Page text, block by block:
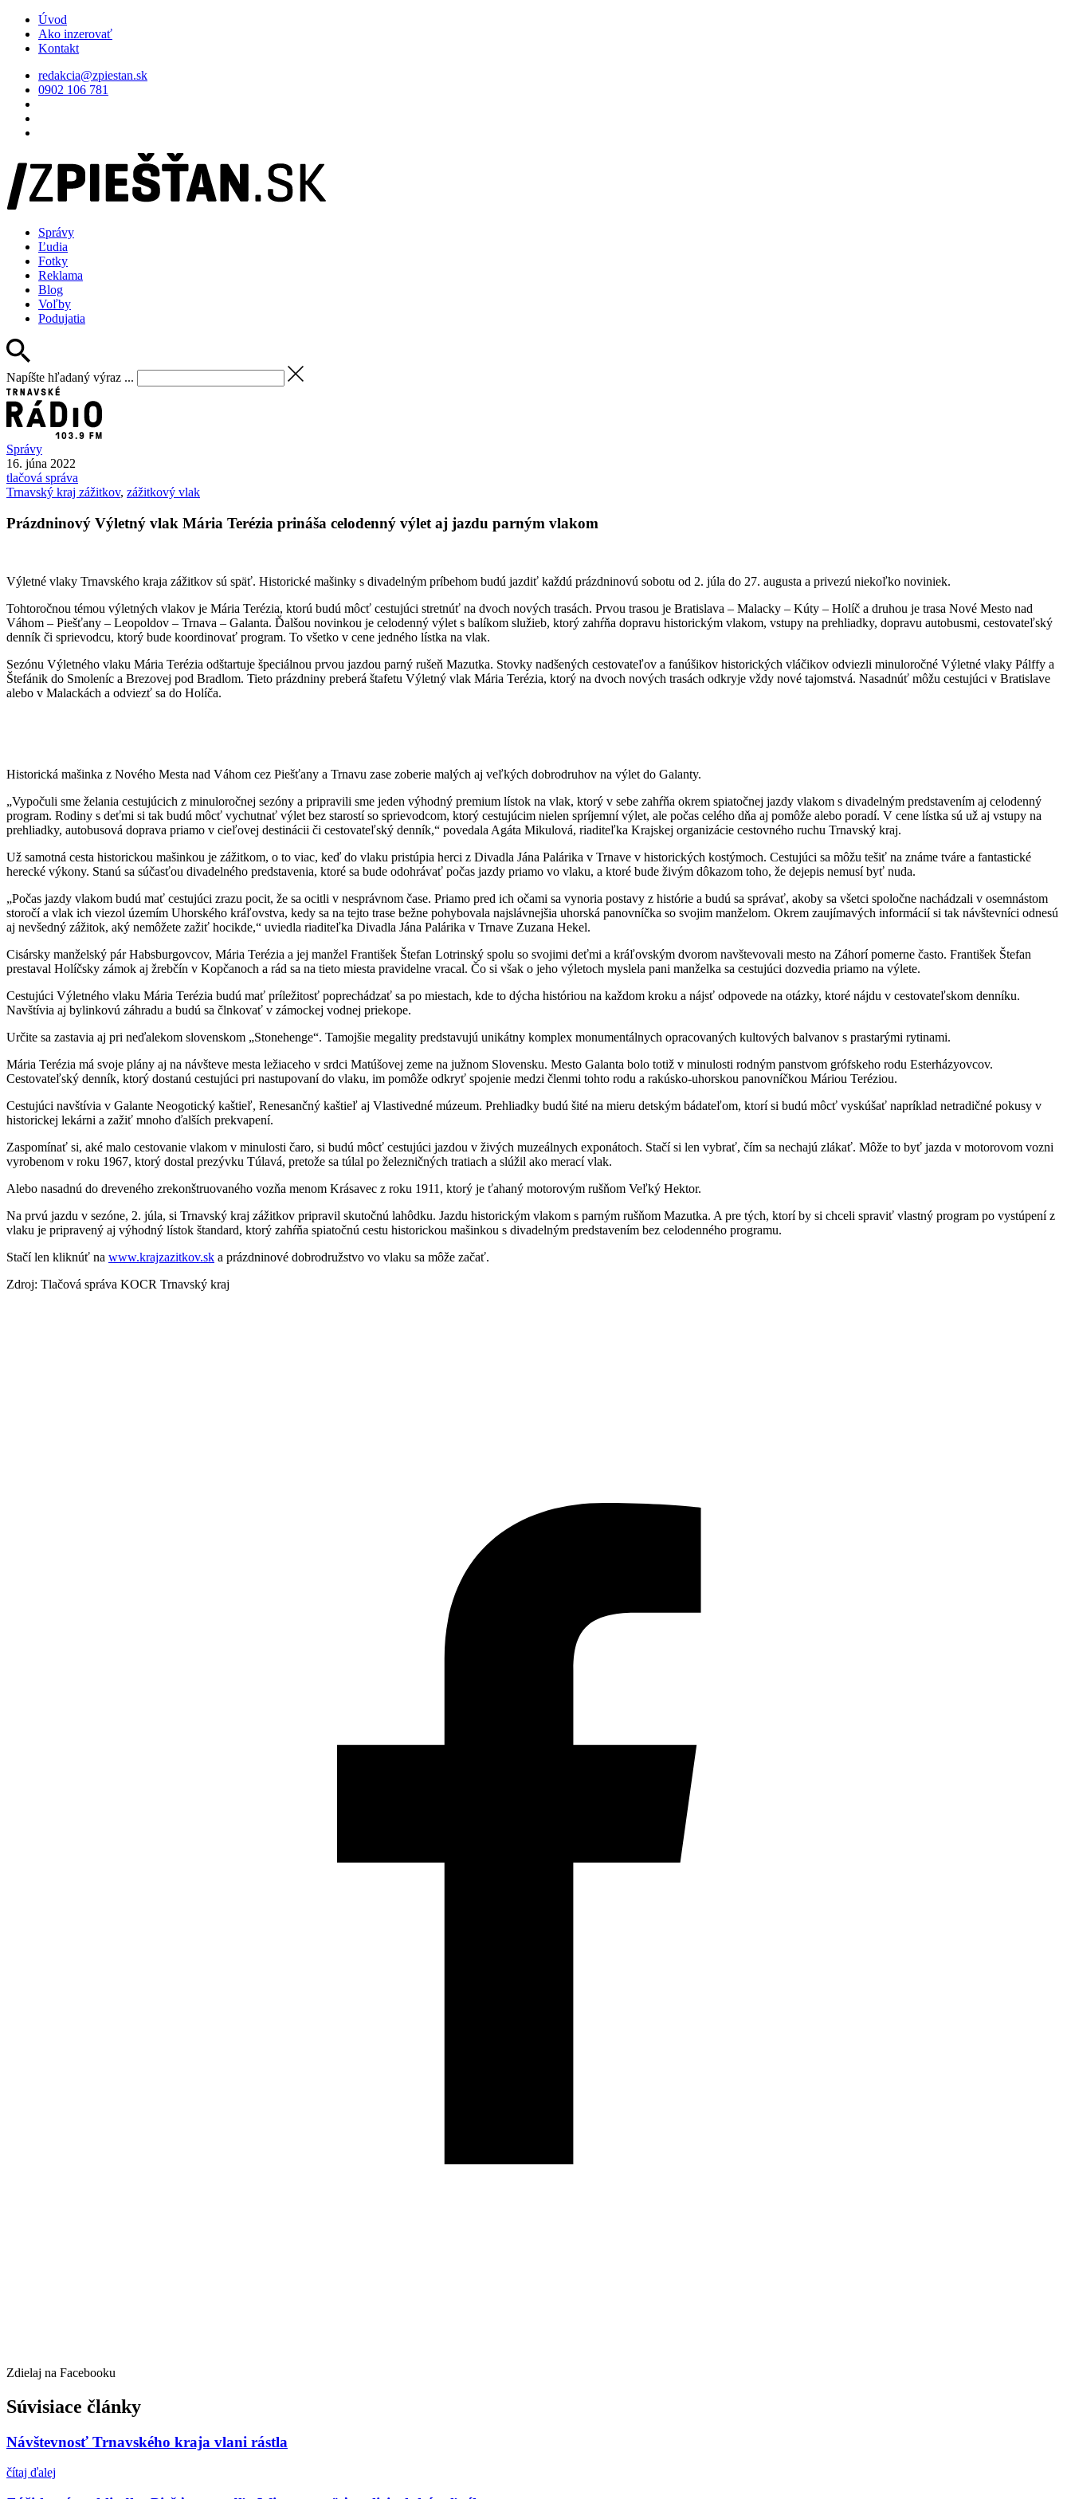
Úvod
Ako inzerovať
Kontakt
redakcia@zpiestan.sk
0902 106 781
Správy
Ľudia
Fotky
Reklama
Blog
Voľby
Podujatia
Napíšte hľadaný výraz ...
Správy
16. júna 2022
tlačová správa
Trnavský kraj zážitkov, zážitkový vlak
Prázdninový Výletný vlak Mária Terézia prináša celodenný výlet aj jazdu parným vlakom
Výletné vlaky Trnavského kraja zážitkov sú späť. Historické mašinky s divadelným príbehom budú jazdiť každú prázdninovú sobotu od 2. júla do 27. augusta a privezú niekoľko noviniek.
Tohtoročnou témou výletných vlakov je Mária Terézia, ktorú budú môcť cestujúci stretnúť na dvoch nových trasách. Prvou trasou je Bratislava – Malacky – Kúty – Holíč a druhou je trasa Nové Mesto nad
Váhom – Piešťany – Leopoldov – Trnava – Galanta. Ďalšou novinkou je celodenný výlet s balíkom služieb, ktorý zahŕňa dopravu historickým vlakom, vstupy na prehliadky, dopravu autobusmi, cestovateľský
denník či sprievodcu, ktorý bude koordinovať program. To všetko v cene jedného lístka na vlak.
Sezónu Výletného vlaku Mária Terézia odštartuje špeciálnou prvou jazdou parný rušeň Mazutka. Stovky nadšených cestovateľov a fanúšikov historických vláčikov odviezli minuloročné Výletné vlaky Pálffy a
Štefánik do Smoleníc a Brezovej pod Bradlom. Tieto prázdniny preberá štafetu Výletný vlak Mária Terézia, ktorý na dvoch nových trasách odkryje vždy nové tajomstvá. Nasadnúť môžu cestujúci v Bratislave
alebo v Malackách a odviezť sa do Holíča.
Historická mašinka z Nového Mesta nad Váhom cez Piešťany a Trnavu zase zoberie malých aj veľkých dobrodruhov na výlet do Galanty.
„Vypočuli sme želania cestujúcich z minuloročnej sezóny a pripravili sme jeden výhodný premium lístok na vlak, ktorý v sebe zahŕňa okrem spiatočnej jazdy vlakom s divadelným predstavením aj celodenný
program. Rodiny s deťmi si tak budú môcť vychutnať výlet bez starostí so sprievodcom, ktorý cestujúcim nielen spríjemní výlet, ale počas celého dňa aj pomôže alebo poradí. V cene lístka sú už aj vstupy na
prehliadky, autobusová doprava priamo v cieľovej destinácii či cestovateľský denník,“ povedala Agáta Mikulová, riaditeľka Krajskej organizácie cestovného ruchu Trnavský kraj.
Už samotná cesta historickou mašinkou je zážitkom, o to viac, keď do vlaku pristúpia herci z Divadla Jána Palárika v Trnave v historických kostýmoch. Cestujúci sa môžu tešiť na známe tváre a fantastické
herecké výkony. Stanú sa súčasťou divadelného predstavenia, ktoré sa bude odohrávať počas jazdy priamo vo vlaku, a ktoré bude živým dôkazom toho, že dejepis nemusí byť nuda.
„Počas jazdy vlakom budú mať cestujúci zrazu pocit, že sa ocitli v nesprávnom čase. Priamo pred ich očami sa vynoria postavy z histórie a budú sa správať, akoby sa všetci spoločne nachádzali v osemnástom
storočí a vlak ich viezol územím Uhorského kráľovstva, kedy sa na tejto trase bežne pohybovala najslávnejšia uhorská panovníčka so svojim manželom. Okrem zaujímavých informácií si tak návštevníci odnesú
aj nevšedný zážitok, aký nemôžete zažiť hocikde,“ uviedla riaditeľka Divadla Jána Palárika v Trnave Zuzana Hekel.
Cisársky manželský pár Habsburgovcov, Mária Terézia a jej manžel František Štefan Lotrinský spolu so svojimi deťmi a kráľovským dvorom navštevovali mesto na Záhorí pomerne často. František Štefan
prestaval Holíčsky zámok aj žrebčín v Kopčanoch a rád sa na tieto miesta pravidelne vracal. Čo si však o jeho výletoch myslela pani manželka sa cestujúci dozvedia priamo na výlete.
Cestujúci Výletného vlaku Mária Terézia budú mať príležitosť poprechádzať sa po miestach, kde to dýcha históriou na každom kroku a nájsť odpovede na otázky, ktoré nájdu v cestovateľskom denníku.
Navštívia aj bylinkovú záhradu a budú sa člnkovať v zámockej vodnej priekope.
Určite sa zastavia aj pri neďalekom slovenskom „Stonehenge“. Tamojšie megality predstavujú unikátny komplex monumentálnych opracovaných kultových balvanov s prastarými rytinami.
Mária Terézia má svoje plány aj na návšteve mesta ležiaceho v srdci Matúšovej zeme na južnom Slovensku. Mesto Galanta bolo totiž v minulosti rodným panstvom grófskeho rodu Esterházyovcov.
Cestovateľský denník, ktorý dostanú cestujúci pri nastupovaní do vlaku, im pomôže odkryť spojenie medzi členmi tohto rodu a rakúsko-uhorskou panovníčkou Máriou Teréziou.
Cestujúci navštívia v Galante Neogotický kaštieľ, Renesančný kaštieľ aj Vlastivedné múzeum. Prehliadky budú šité na mieru detským bádateľom, ktorí si budú môcť vyskúšať napríklad netradičné pokusy v
historickej lekárni a zažiť mnoho ďalších prekvapení.
Zaspomínať si, aké malo cestovanie vlakom v minulosti čaro, si budú môcť cestujúci jazdou v živých muzeálnych exponátoch. Stačí si len vybrať, čím sa nechajú zlákať. Môže to byť jazda v motorovom vozni
vyrobenom v roku 1967, ktorý dostal prezývku Túlavá, pretože sa túlal po železničných tratiach a slúžil ako merací vlak.
Alebo nasadnú do dreveného zrekonštruovaného vozňa menom Krásavec z roku 1911, ktorý je ťahaný motorovým rušňom Veľký Hektor.
Na prvú jazdu v sezóne, 2. júla, si Trnavský kraj zážitkov pripravil skutočnú lahôdku. Jazdu historickým vlakom s parným rušňom Mazutka. A pre tých, ktorí by si chceli spraviť vlastný program po vystúpení z
vlaku je pripravený aj výhodný lístok štandard, ktorý zahŕňa spiatočnú cestu historickou mašinkou s divadelným predstavením bez celodenného programu.
Stačí len kliknúť na www.krajzazitkov.sk a prázdninové dobrodružstvo vo vlaku sa môže začať.
Zdroj: Tlačová správa KOCR Trnavský kraj
Zdielaj na Facebooku
Súvisiace články
Návštevnosť Trnavského kraja vlani rástla
čítaj ďalej